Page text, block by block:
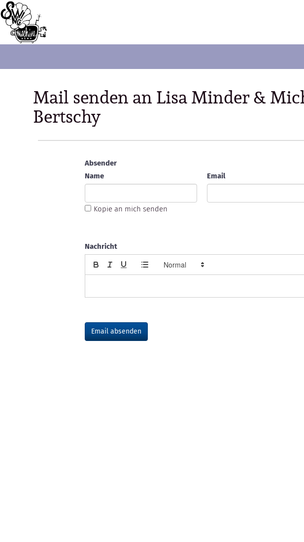
Mail senden an Lisa Minder &
Bertschy
Absender
Name
Email
Kopie an mich senden
Nachricht